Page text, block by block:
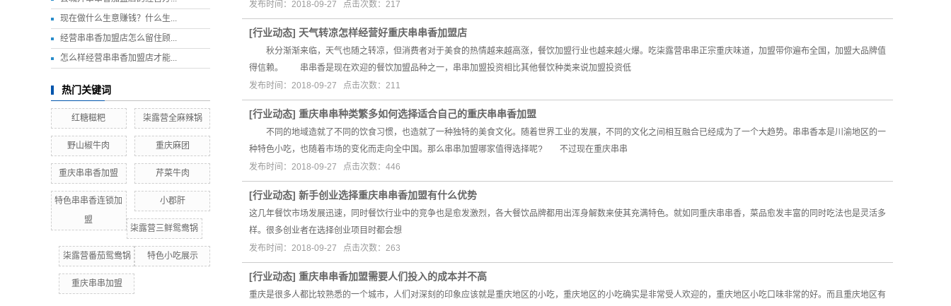
现在做什么生意赚钱？什么生...
经营串串香加盟店怎么留住顾...
怎么样经营串串香加盟店才能...
热门关键词
红糖糍粑 柒露营全麻辣锅
野山椒牛肉 重庆麻团
重庆串串香加盟 芹菜牛肉
特色串串香连锁加
盟
小郡肝
柒露营三鲜鸳鸯锅
柒露营番茄鸳鸯锅 特色小吃展示
重庆串串加盟
发布时间：2018-09-27 点击次数：217
[行业动态] 天气转凉怎样经营好重庆串串香加盟店
秋分渐渐来临，天气也随之转凉，但消费者对于美食的热情越来越高涨，餐饮加盟行业也越来越火爆。吃柒露营串串正宗重庆味道，加盟带你遍布全国，加盟大品牌值
得信赖。 串串香是现在欢迎的餐饮加盟品种之一，串串加盟投资相比其他餐饮种类来说加盟投资低
发布时间：2018-09-27 点击次数：211
[行业动态] 重庆串串种类繁多如何选择适合自己的重庆串串香加盟
不同的地域造就了不同的饮食习惯，也造就了一种独特的美食文化。随着世界工业的发展，不同的文化之间相互融合已经成为了一个大趋势。串串香本是川渝地区的一
种特色小吃，也随着市场的变化而走向全中国。那么串串加盟哪家值得选择呢? 不过现在重庆串串
发布时间：2018-09-27 点击次数：446
[行业动态] 新手创业选择重庆串串香加盟有什么优势
这几年餐饮市场发展迅速，同时餐饮行业中的竞争也是愈发激烈，各大餐饮品牌都用出浑身解数来使其充满特色。就如同重庆串串香，菜品愈发丰富的同时吃法也是灵活多
样。很多创业者在选择创业项目时都会想
发布时间：2018-09-27 点击次数：263
[行业动态] 重庆串串香加盟需要人们投入的成本并不高
重庆是很多人都比较熟悉的一个城市，人们对深刻的印象应该就是重庆地区的小吃，重庆地区的小吃确实是非常受人欢迎的，重庆地区小吃口味非常的好。而且重庆地区有